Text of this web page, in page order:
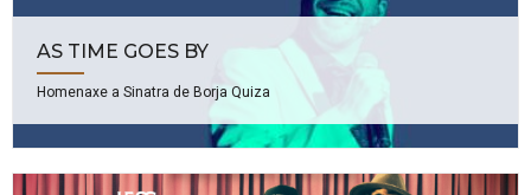
AS TIME GOES BY
Homenaxe a Sinatra de Borja Quiza